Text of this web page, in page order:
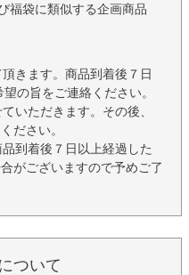
福袋に類似する企画商品
きます。商品到着後７日
の旨をご連絡ください。
いただきます。その後、
ださい。
到着後７日以上経過した
がございますので予めご了
ついて